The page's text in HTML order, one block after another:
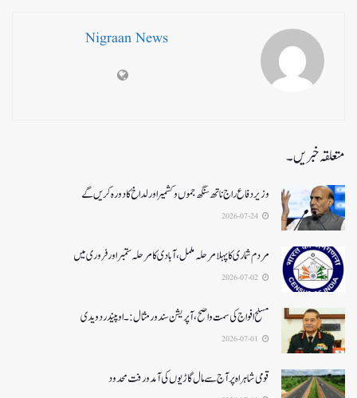
Nigraan News
متعلقہ خبریں۔
وزیر دفاع راج ناتھ سنگھ جموں و کشمیر اور لداخ کا دورہ کریں گے
مردم شماری کا پہلا مرحلہ مکمل،آبادی کا مرحلہ ستمبر اور فروری میں
مسلح افواج کی سمت واضح، آپریشن سندورمثال:۔ اوپیندر دویدی
قومی شاہراہ پر آج سے مال گاڑیوں کی آمدورفت محدود